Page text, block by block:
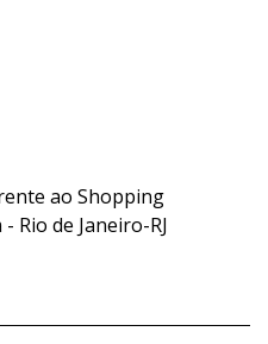
ao Shopping
Rio de Janeiro-RJ